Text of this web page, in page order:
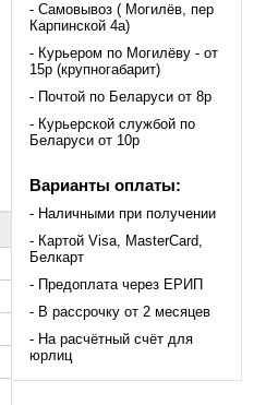
- Самовывоз ( Могилёв, пер
Карпинской 4а)
- Курьером по Могилёву - от
15р (крупногабарит)
- Почтой по Беларуси от 8р
- Курьерской службой по
Беларуси от 10р
Варианты оплаты:
- Наличными при получении
- Картой Visa, MasterCard,
Белкарт
- Предоплата через ЕРИП
- В рассрочку от 2 месяцев
- На расчётный счёт для
юрлиц